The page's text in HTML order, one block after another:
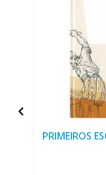
PRIMEIROS